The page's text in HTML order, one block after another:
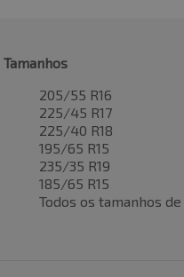
Tamanhos
205/55 R16
225/45 R17
225/40 R18
195/65 R15
235/35 R19
185/65 R15
Todos os tamanhos